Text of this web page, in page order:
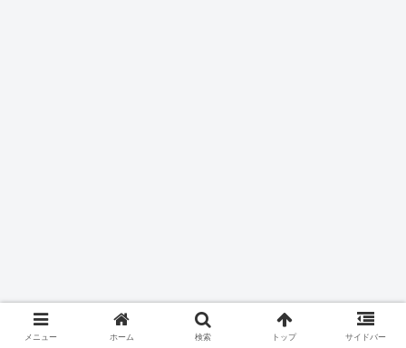
メニュー ホーム 検索 トップ サイドバー